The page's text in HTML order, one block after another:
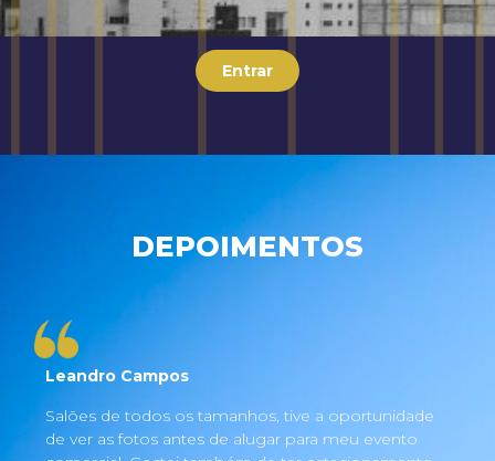
Entrar
DEPOIMENTOS
Salões de todos os tamanhos, tive a oportunidade
de ver as fotos antes de alugar para meu evento
Leandro Campos